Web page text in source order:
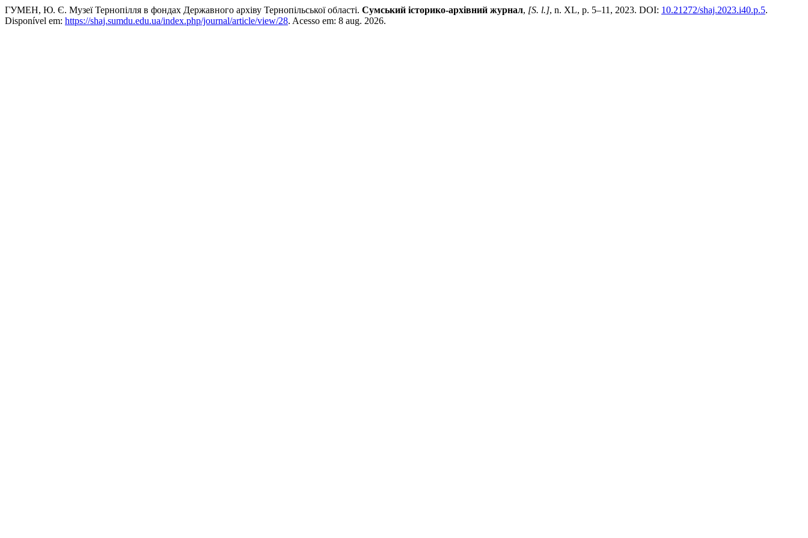
ГУМЕН, Ю. Є. Музеї Тернопілля в фондах Державного архіву Тернопільської області. Сумський історико-архівний журнал, [S. l.], n. XL, p. 5–11, 2023. DOI: 10.21272/shaj.2023.i40.p.5.
Disponível em: https://shaj.sumdu.edu.ua/index.php/journal/article/view/28. Acesso em: 8 aug. 2026.